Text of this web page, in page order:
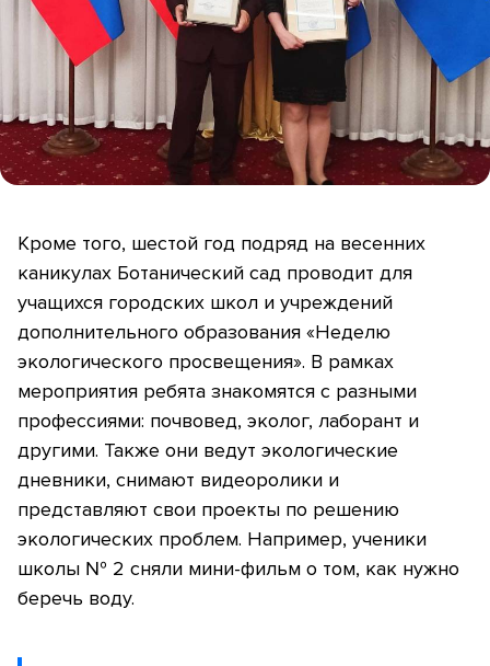
Кроме того, шестой год подряд на весенних
каникулах Ботанический сад проводит для
учащихся городских школ и учреждений
дополнительного образования «Неделю
экологического просвещения». В рамках
мероприятия ребята знакомятся с разными
профессиями: почвовед, эколог, лаборант и
другими. Также они ведут экологические
дневники, снимают видеоролики и
представляют свои проекты по решению
экологических проблем. Например, ученики
школы № 2 сняли мини-фильм о том, как нужно
беречь воду.